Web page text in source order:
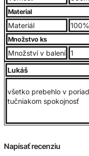
Vhodné pre všetky
Výška 38cm,
Material
Materiál
Množstvo ks
Množství v balení 1
Lukáš
všetko prebehlo v
tučniakom spokojnosť
Napísať recenziu